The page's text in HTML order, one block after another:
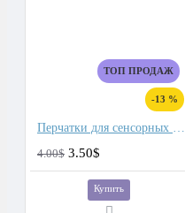
ТОП ПРОДАЖ
-13 %
Перчатки для сенсорных экранов мужские флис, подкладка плюш двойной
4.00$ 3.50$
Купить